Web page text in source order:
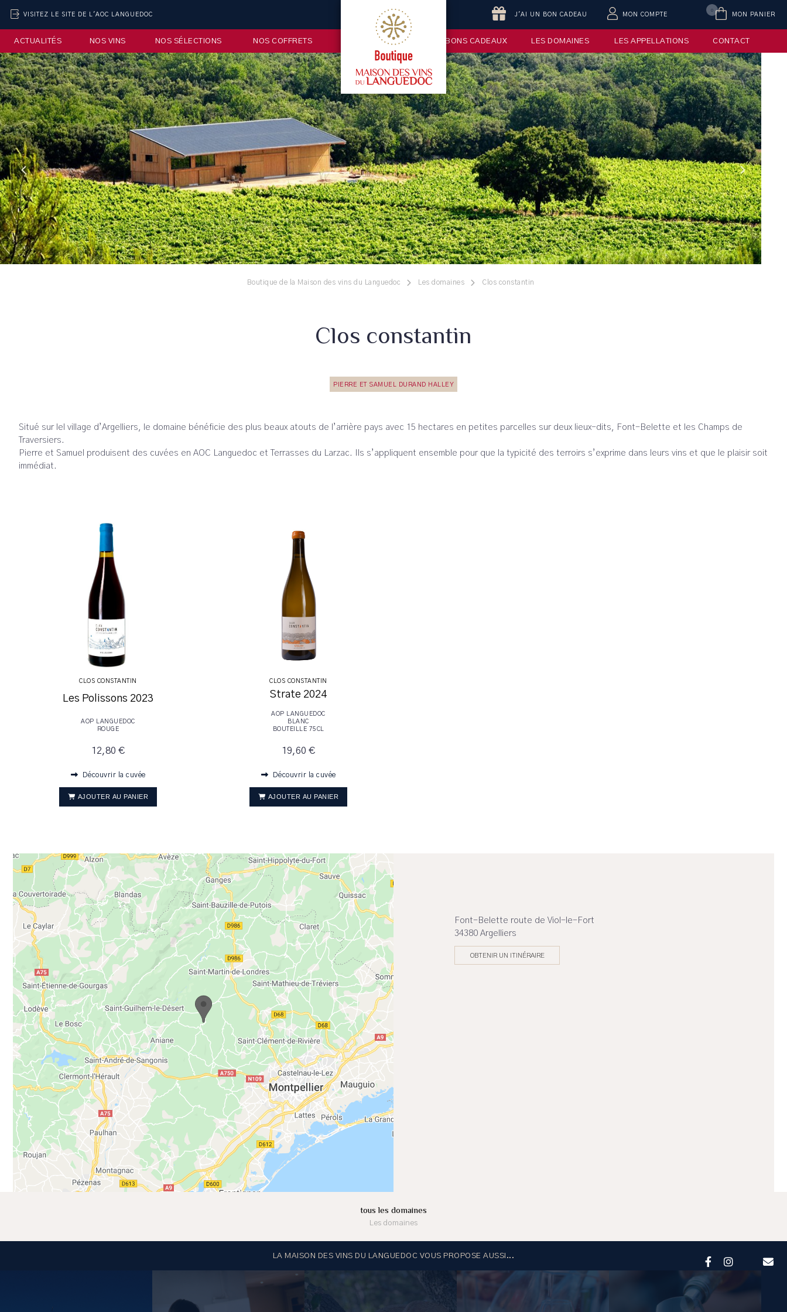
VISITEZ LE SITE DE L'AOC LANGUEDOC J'AI UN BON CADEAU MON COMPTE MON PANIER
0
ACTUALITÉS NOS VINS NOS SÉLECTIONS NOS COFFRETS BONS CADEAUX LES DOMAINES LES APPELLATIONS CONTACT
Boutique de la Maison des vins du Languedoc Les domaines Clos constantin
Clos constantin
PIERRE ET SAMUEL DURAND HALLEY
Situé sur lel village d’Argelliers, le domaine bénéficie des plus beaux atouts de l’arrière pays avec 15 hectares en petites parcelles sur deux lieux-dits, Font-Belette et les Champs de
Traversiers.
Pierre et Samuel produisent des cuvées en AOC Languedoc et Terrasses du Larzac. Ils s’appliquent ensemble pour que la typicité des terroirs s’exprime dans leurs vins et que le plaisir soit
immédiat.
CLOS CONSTANTIN
Les Polissons 2023
AOP LANGUEDOC
ROUGE
12,80 €
Découvrir la cuvée
AJOUTER AU PANIER
CLOS CONSTANTIN
Strate 2024
AOP LANGUEDOC
BLANC
BOUTEILLE 75CL
19,60 €
Découvrir la cuvée
AJOUTER AU PANIER
Font-Belette route de Viol-le-Fort
34380 Argelliers
OBTENIR UN ITINÉRAIRE
tous les domaines
Les domaines
LA MAISON DES VINS DU LANGUEDOC VOUS PROPOSE AUSSI...